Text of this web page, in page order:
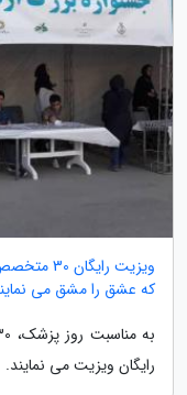
ویزیت
که عشق را مشق می
رایگان ویزیت می نمایند.